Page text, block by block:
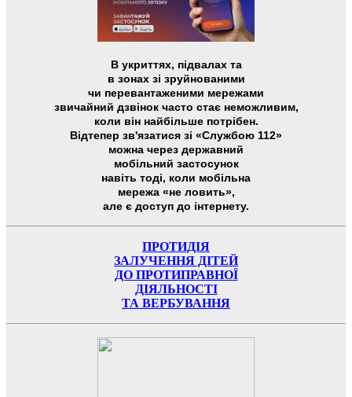
В укриттях, підвалах та
в зонах зі зруйнованими
чи перевантаженими мережами
звичайний дзвінок часто стає неможливим,
коли він найбільше потрібен.
Відтепер зв'язатися зі «Службою 112»
можна через державний
мобільний застосунок
навіть тоді, коли мобільна
мережа «не ловить»,
але є доступ до інтернету.
ПРОТИДІЯ
ЗАЛУЧЕННЯ ДІТЕЙ
ДО ПРОТИПРАВНОЇ
ДІЯЛЬНОСТІ
ТА ВЕРБУВАННЯ